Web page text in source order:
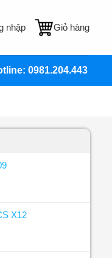
nhập Giỏ hàng
0981.204.443
X12